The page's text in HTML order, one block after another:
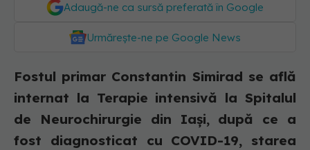
Adaugă-ne ca sursă preferată în Google
Urmărește-ne pe Google News
Fostul primar Constantin Simirad se află
internat la Terapie intensivă la Spitalul
de Neurochirurgie din Iaşi, după ce a
fost diagnosticat cu COVID-19, starea